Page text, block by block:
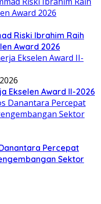
Riski Ibrahim Raih
Award 2026
Ekselen Award II-2026
Percepat
Sektor